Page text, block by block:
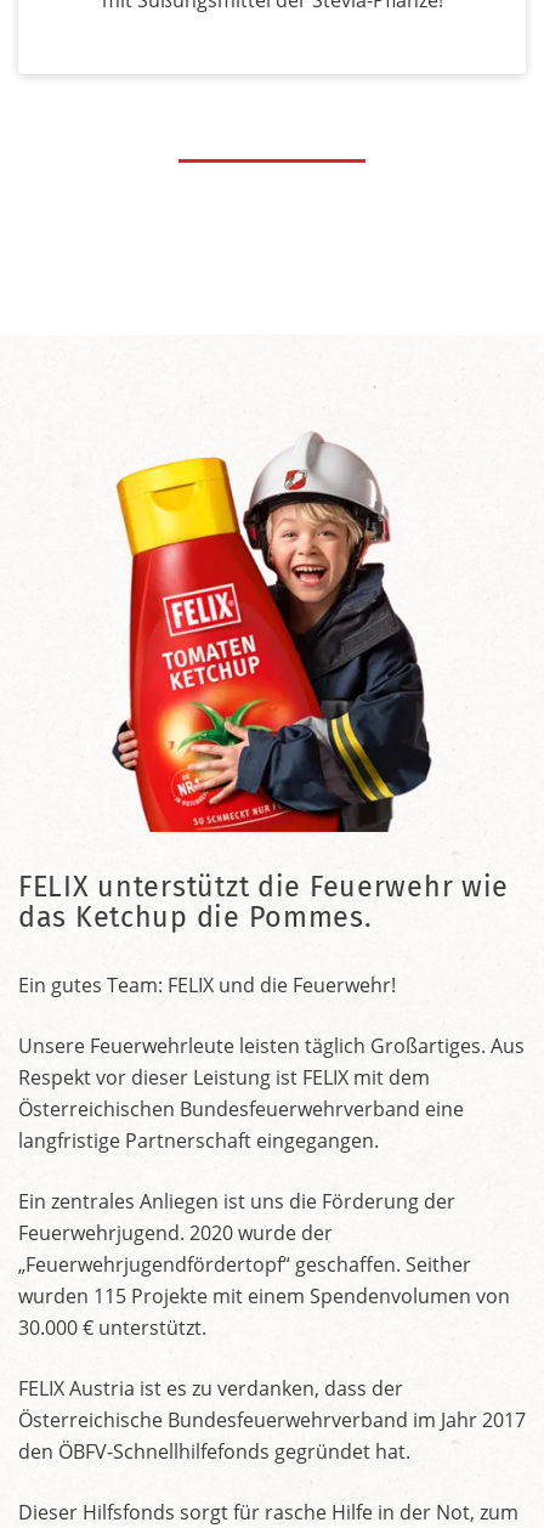
FELIX unterstützt die Feuerwehr wie
das Ketchup die Pommes.
Ein gutes Team: FELIX und die Feuerwehr!
Unsere Feuerwehrleute leisten täglich Großartiges. Aus
Respekt vor dieser Leistung ist FELIX mit dem
Österreichischen Bundesfeuerwehrverband eine
langfristige Partnerschaft eingegangen.
Ein zentrales Anliegen ist uns die Förderung der
Feuerwehrjugend. 2020 wurde der
„Feuerwehrjugendfördertopf“ geschaffen. Seither
wurden 115 Projekte mit einem Spendenvolumen von
30.000 € unterstützt.
FELIX Austria ist es zu verdanken, dass der
Österreichische Bundesfeuerwehrverband im Jahr 2017
den ÖBFV-Schnellhilfefonds gegründet hat.
Dieser Hilfsfonds sorgt für rasche Hilfe in der Not, zum